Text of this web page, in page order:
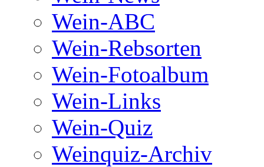
Wein-ABC
Wein-Rebsorten
Wein-Fotoalbum
Wein-Links
Wein-Quiz
Weinquiz-Archiv